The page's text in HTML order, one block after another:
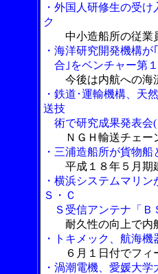
・外国人研修生の受
ク
中小造船所の従業
・海洋研究開発機構
合｣をベンチャー第
今後は内航への海
・鉄道･運輸機構、天
送技
術で研究成果発表会(
ＮＧＨ輸送チェ
・三浦造船所が貨物
平成１８年５月期
・横浜システムマリ
Ｓ・Ｃ
Ｓ受信アンテナ「Ｂ
耐久性の向上で内
・トキメック、航海
６月１日付でフィ
・渦潮電機、愛媛大